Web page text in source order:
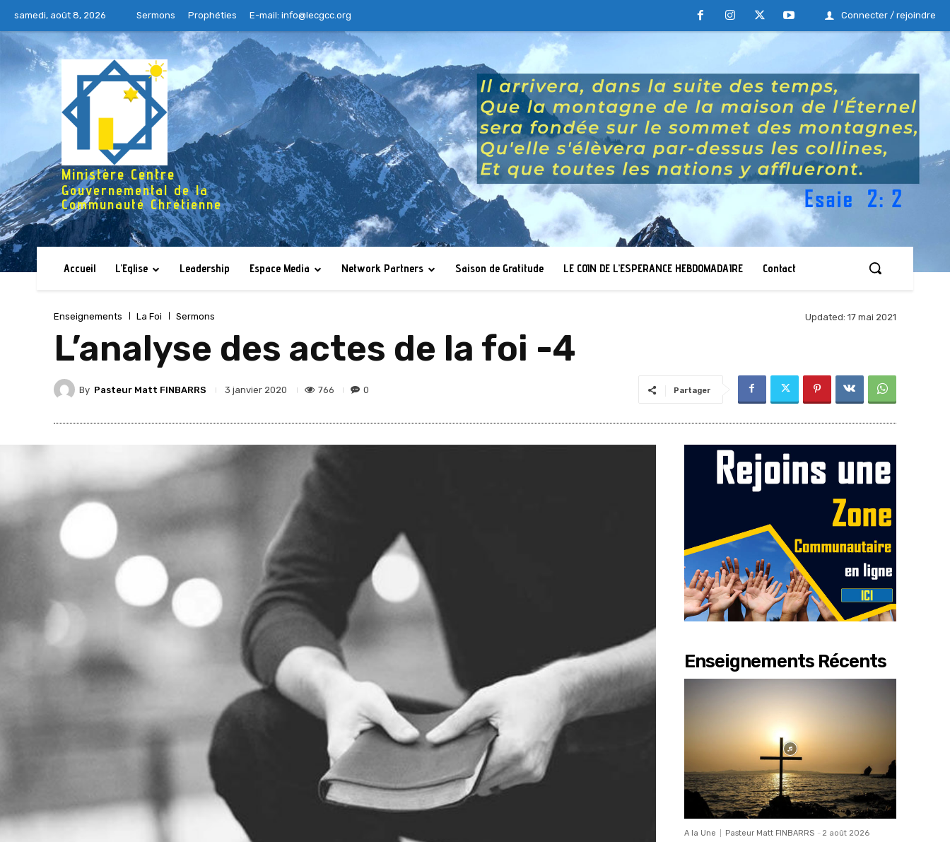
samedi, août 8, 2026 Sermons Prophéties E-mail: info@lecgcc.org Connecter / rejoindre
Ministère Centre
Gouvernemental de la
Communauté Chrétienne
Accueil L’Eglise Leadership Espace Media Network Partners Saison de Gratitude LE COIN DE L’ESPERANCE HEBDOMADAIRE Contact
Enseignements La Foi Sermons Updated: 17 mai 2021
L’analyse des actes de la foi -4
By Pasteur Matt FINBARRS 3 janvier 2020 766 0 Partager
Enseignements Récents
A la Une Pasteur Matt FINBARRS - 2 août 2026